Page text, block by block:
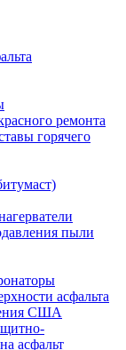
ремонта
горячего
пыли
асфальта
США
асфальт